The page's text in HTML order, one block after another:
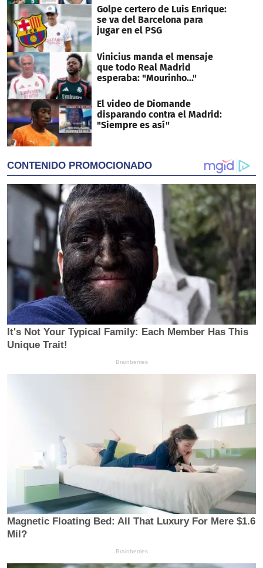
Golpe certero de Luis Enrique:
se va del Barcelona para
jugar en el PSG
Vinicius manda el mensaje
que todo Real Madrid
esperaba: "Mourinho..."
El video de Diomande
disparando contra el Madrid:
"Siempre es así"